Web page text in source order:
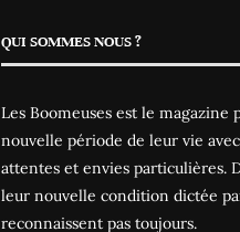
QUI SOMMES NOUS ?
Les Boomeuses est le
nouvelle période de leur vie
attentes et envies particulières.
leur nouvelle condition dictée
reconnaissent pas toujours.